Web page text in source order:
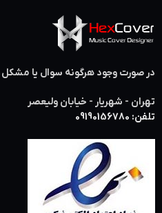
در صورت وجود هرگونه سوال یا مشکل
تهران - شهریار - خیابان ولیعصر
تلفن: 09190156780